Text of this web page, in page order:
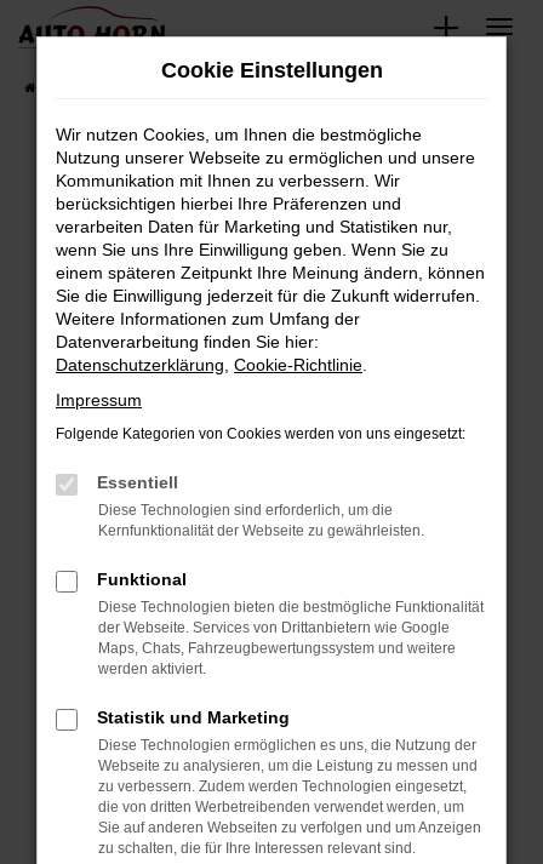
Zum
springen
Fahrzeugbestand
Fehler: Network Error
Beim Laden ist ein Fehler aufgetreten.
Hier sind ein paar Tipps, die dir helfen können:
Überprüfe deine Firewall und deine
Internetverbindung.
Laden andere Webseiten, zum Beispiel deine
Suchmaschine?
Prüfe deine Browsererweiterungen.
können das Laden bestimmter Seiten
verhindern. Funktioniert die Seite in einem
anderen Browser oder in einem privaten
Starte dein Gerät neu.
Das kann manchmal helfen, vorübergehende
Probleme zu beheben.
Betriebssystem auf dem neuesten Stand
sind.
Veraltete Software birgt nicht nur ein
Sicherheitsrisiko, sondern kann auch dazu
führen, dass bestimmte Funktionen nicht mehr
unterstützt werden.
Cookie Einstellungen
Wir nutzen Cookies, um Ihnen die bestmögliche
Nutzung unserer Webseite zu ermöglichen und unsere
Kommunikation mit Ihnen zu verbessern. Wir
berücksichtigen hierbei Ihre Präferenzen und
verarbeiten Daten für Marketing und Statistiken nur,
wenn Sie uns Ihre Einwilligung geben. Wenn Sie zu
einem späteren Zeitpunkt Ihre Meinung ändern, können
Sie die Einwilligung jederzeit für die Zukunft widerrufen.
Weitere Informationen zum Umfang der
Datenverarbeitung finden Sie hier:
Datenschutzerklärung Cookie-Richtlinie
Impressum
Folgende Kategorien von Cookies werden von uns eingesetzt:
Essentiell
Diese Technologien sind erforderlich, um die
Kernfunktionalität der Webseite zu gewährleisten.
Funktional
Diese Technologien bieten die bestmögliche Funktionalität
der Webseite. Services von Drittanbietern wie Google
Maps, Chats, Fahrzeugbewertungssystem und weitere
werden aktiviert.
Statistik und Marketing
Diese Technologien ermöglichen es uns, die Nutzung der
Webseite zu analysieren, um die Leistung zu messen und
zu verbessern. Zudem werden Technologien eingesetzt,
die von dritten Werbetreibenden verwendet werden, um
Sie auf anderen Webseiten zu verfolgen und um Anzeigen
zu schalten, die für Ihre Interessen relevant sind.